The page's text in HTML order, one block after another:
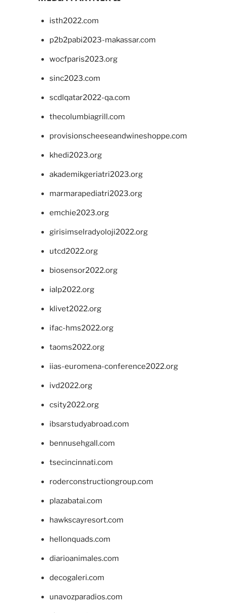
isth2022.com
p2b2pabi2023-makassar.com
wocfparis2023.org
sinc2023.com
scdlqatar2022-qa.com
thecolumbiagrill.com
provisionscheeseandwineshoppe.com
khedi2023.org
akademikgeriatri2023.org
marmarapediatri2023.org
emchie2023.org
girisimselradyoloji2022.org
utcd2022.org
biosensor2022.org
ialp2022.org
klivet2022.org
ifac-hms2022.org
taoms2022.org
iias-euromena-conference2022.org
ivd2022.org
csity2022.org
ibsarstudyabroad.com
bennusehgall.com
tsecincinnati.com
roderconstructiongroup.com
plazabatai.com
hawkscayresort.com
hellonquads.com
diarioanimales.com
decogaleri.com
unavozparadios.com